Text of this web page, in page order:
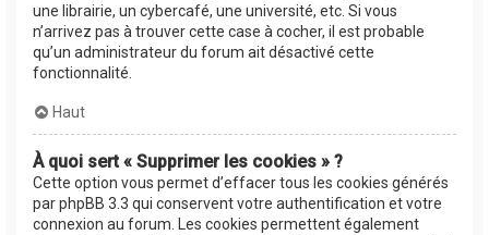
une librairie, un cybercafé, une université, etc. Si vous
n’arrivez pas à trouver cette case à cocher, il est probable
qu’un administrateur du forum ait désactivé cette
fonctionnalité.
Haut
À quoi sert « Supprimer les cookies » ?
Cette option vous permet d’effacer tous les cookies générés
par phpBB 3.3 qui conservent votre authentification et votre
connexion au forum. Les cookies permettent également